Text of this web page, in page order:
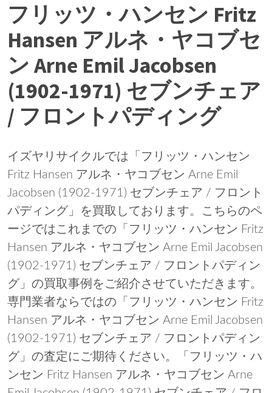
フリッツ・ハンセン Fritz
Hansen アルネ・ヤコブセ
ン Arne Emil Jacobsen
(1902-1971) セブンチェア
/ フロントパディング
イズヤリサイクルでは「フリッツ・ハンセン
Fritz Hansen アルネ・ヤコブセン Arne Emil
Jacobsen (1902-1971) セブンチェア / フロント
パディング」を買取しております。こちらのペ
ージではこれまでの「フリッツ・ハンセン Fritz
Hansen アルネ・ヤコブセン Arne Emil Jacobsen
(1902-1971) セブンチェア / フロントパディン
グ」の買取事例をご紹介させていただきます。
専門業者ならではの「フリッツ・ハンセン Fritz
Hansen アルネ・ヤコブセン Arne Emil Jacobsen
(1902-1971) セブンチェア / フロントパディン
グ」の査定にご期待ください。「フリッツ・ハ
ンセン Fritz Hansen アルネ・ヤコブセン Arne